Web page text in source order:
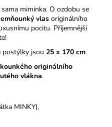
miminka. O ozdobu se
vlas originálního
pocitu. Příjemnější
postýlky jsou 25 x 170 cm.
originálního
vlákna.
MINKY),